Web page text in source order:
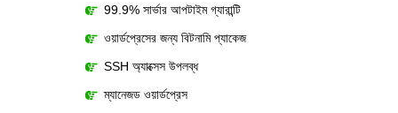
99.9% সার্ভার আপটাইম গ্যারান্টি
ওয়ার্ডপ্রেসের জন্য বিটনামি প্যাকেজ
SSH অ্যাক্সেস উপলব্ধ
ম্যানেজড ওয়ার্ডপ্রেস